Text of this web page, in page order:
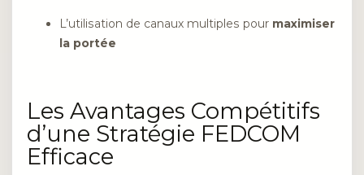
L’utilisation de canaux multiples pour maximiser
la portée
Les Avantages Compétitifs
d’une Stratégie FEDCOM
Efficace